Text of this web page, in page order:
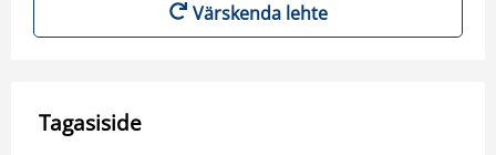
Värskenda lehte
Tagasiside